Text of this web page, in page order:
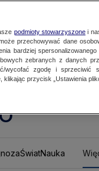
ŚwiatNauka
podmioty stowarzyszonei
przechowywać dane
bardziej
zebranych z danych
wycofać zgodę i sprzeciwić
przycisk „Ustawienia